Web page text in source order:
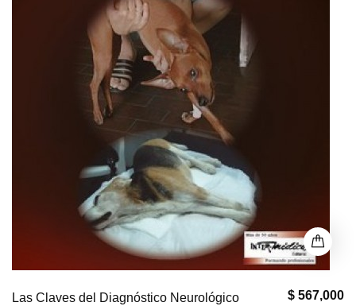
$ 567,000
Las Claves del Diagnóstico Neurológico